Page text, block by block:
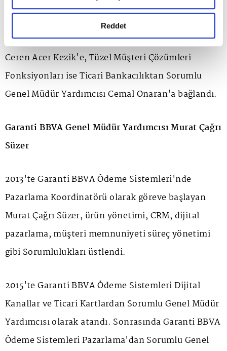
gerçekleştirilen veri işleme faaliyetleri ile ilgili daha
detaylı bilgi almak için lütfentıklayınız.
Reddet
Bireysel Müşteri Çözümleri Fonksiyonları Bireysel
Bankacılık'tan Sorumlu Genel Müdür Yardımcısı
Ceren Acer Kezik'e, Tüzel Müşteri Çözümleri
Fonksiyonları ise Ticari Bankacılıktan Sorumlu
Genel Müdür Yardımcısı Cemal Onaran'a bağlandı.
Garanti BBVA Genel Müdür Yardımcısı Murat Çağrı
Süzer
2013'te Garanti BBVA Ödeme Sistemleri'nde
Pazarlama Koordinatörü olarak göreve başlayan
Murat Çağrı Süzer, ürün yönetimi, CRM, dijital
pazarlama, müşteri memnuniyeti süreç yönetimi
gibi Sorumlulukları üstlendi.
2015'te Garanti BBVA Ödeme Sistemleri Dijital
Kanallar ve Ticari Kartlardan Sorumlu Genel Müdür
Yardımcısı olarak atandı. Sonrasında Garanti BBVA
Ödeme Sistemleri Pazarlama'dan Sorumlu Genel